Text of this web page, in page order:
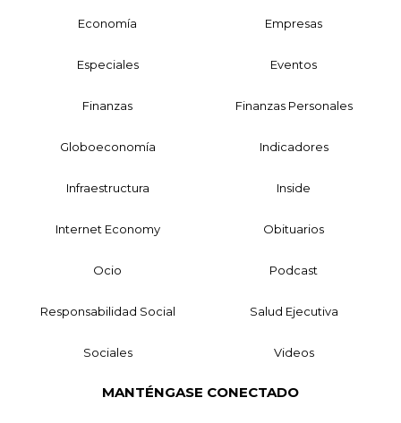
Economía Empresas
Especiales Eventos
Finanzas Finanzas Personales
Globoeconomía Indicadores
Infraestructura Inside
Internet Economy Obituarios
Ocio Podcast
Responsabilidad Social Salud Ejecutiva
Sociales Videos
MANTÉNGASE CONECTADO